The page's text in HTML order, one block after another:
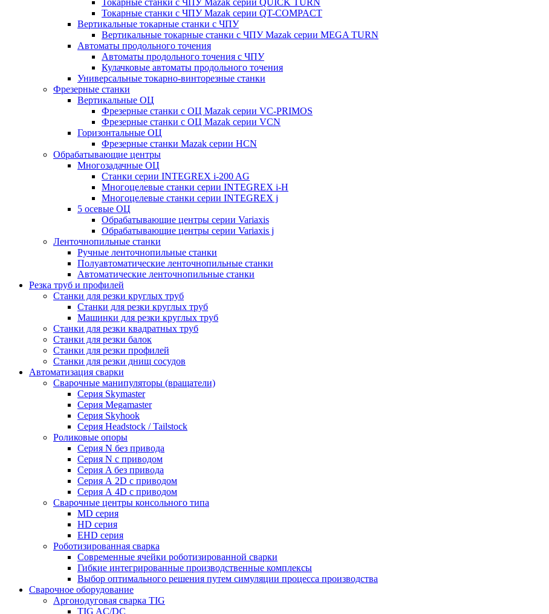
Токарные станки с ЧПУ Mazak серии QT-COMPACT
Вертикальные токарные станки с ЧПУ
Вертикальные токарные станки с ЧПУ Mazak серии MEGA TURN
Автоматы продольного точения
Автоматы продольного точения с ЧПУ
Кулачковые автоматы продольного точения
Универсальные токарно-винторезные станки
Фрезерные станки
Вертикальные ОЦ
Фрезерные станки с ОЦ Mazak серии VC-PRIMOS
Фрезерные станки с ОЦ Mazak серии VCN
Горизонтальные ОЦ
Фрезерные станки Mazak серии HCN
Обрабатывающие центры
Многозадачные ОЦ
Cтанки серии INTEGREX i-200 AG
Многоцелевые станки серии INTEGREX i-H
Многоцелевые станки серии INTEGREX j
5 осевые ОЦ
Обрабатывающие центры серии Variaxis
Обрабатывающие центры серии Variaxis j
Ленточнопильные станки
Ручные ленточнопильные станки
Полуавтоматические ленточнопильные станки
Автоматические ленточнопильные станки
Резка труб и профилей
Станки для резки круглых труб
Станки для резки круглых труб
Машинки для резки круглых труб
Станки для резки квадратных труб
Станки для резки балок
Станки для резки профилей
Станки для резки днищ сосудов
Автоматизация сварки
Сварочные манипуляторы (вращатели)
Серия Skymaster
Серия Megamaster
Серия Skyhook
Серия Headstock / Tailstock
Роликовые опоры
Серия N без привода
Серия N с приводом
Серия A без привода
Серия А 2D с приводом
Серия А 4D с приводом
Сварочные центры консольного типа
MD серия
HD серия
EHD серия
Роботизированная сварка
Современные ячейки роботизированной сварки
Гибкие интегрированные производственные комплексы
Выбор оптимального решения путем симуляции процесса производства
Сварочное оборудование
Аргонодуговая сварка TIG
TIG AC/DC